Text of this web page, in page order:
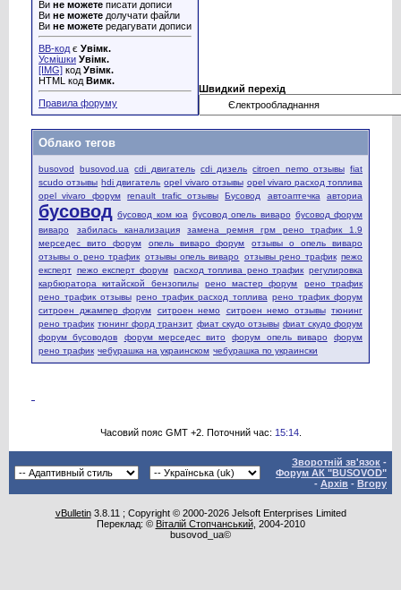
Ви не можете писати дописи
Ви не можете долучати файли
Ви не можете редагувати дописи
BB-код є Увімк.
Усмішки Увімк.
[IMG] код Увімк.
HTML код Вимк.
Правила форуму
Швидкий перехід
Облако тегов
busovod busovod.ua cdi двигатель cdi дизель citroen nemo отзывы fiat
scudo отзывы hdi двигатель opel vivaro отзывы opel vivaro расход топлива
opel vivaro форум
renault trafic отзывы Бусовод автоаптечка авториа
бусовод бусовод ком юа бусовод опель виваро бусовод форум
виваро
забилась канализация
замена ремня грм рено трафик 1.9
мерседес вито форум
опель виваро форум
отзывы о опель виваро
отзывы о рено трафик отзывы опель виваро отзывы рено трафик пежо
експерт пежо експерт форум расход топлива рено трафик регулировка
карбюратора китайской бензопилы
рено мастер форум
рено трафик
рено трафик отзывы рено трафик расход топлива рено трафик форум
ситроен джампер форум
ситроен немо ситроен немо отзывы тюнинг
рено трафик тюнинг форд транзит фиат скудо отзывы фиат скудо форум
форум бусоводов
форум мерседес вито форум опель виваро
форум
рено трафик чебурашка на украинском чебурашка по украински
Часовий пояс GMT +2. Поточний час: 15:14.
Зворотній зв'язок -
Форум АК "BUSOVOD"
- Архів - Вгору
vBulletin3.8.11 ; Copyright © 2000-2026 Jelsoft Enterprises Limited
Переклад: © Віталій Стопчанський, 2004-2010
busovod_ua©